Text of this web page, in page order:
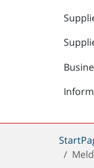
You
are